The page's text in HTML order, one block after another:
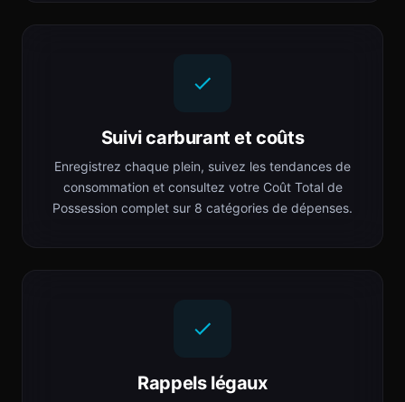
Suivi carburant et coûts
Enregistrez chaque plein, suivez les tendances de
consommation et consultez votre Coût Total de
Possession complet sur 8 catégories de dépenses.
Rappels légaux